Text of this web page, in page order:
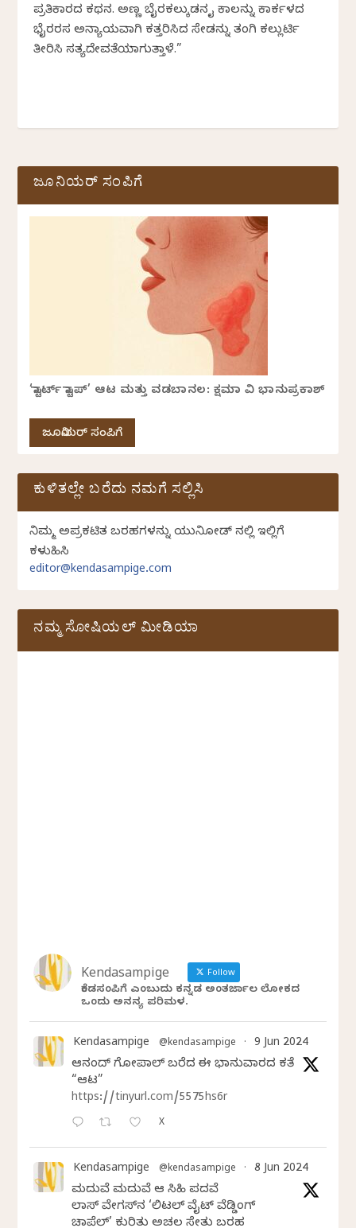
ಪ್ರತಿಕಾರದ ಕಥನ. ಅಣ್ಣ ಬೈರಕಲ್ಕುಡನ ಕೈ ಕಾಲನ್ನು ಕಾರ್ಕಳದ
ಭೈರರಸ ಅನ್ಯಾಯವಾಗಿ ಕತ್ತರಿಸಿದ ಸೇಡನ್ನು ತಂಗಿ ಕಲ್ಲುರ್ಟಿ
ತೀರಿಸಿ ಸತ್ಯದೇವತೆಯಾಗುತ್ತಾಳೆ.”
ಜೂನಿಯರ್ ಸಂಪಿಗೆ
‘ಸ್ಟಾರ್ಟ್ ಸ್ಟಾಪ್’ ಆಟ ಮತ್ತು ವಡಬಾನಲ: ಕ್ಷಮಾ ವಿ ಭಾನುಪ್ರಕಾಶ್
ಜೂನಿಯರ್ ಸಂಪಿಗೆ
ಕುಳಿತಲ್ಲೇ ಬರೆದು ನಮಗೆ ಸಲ್ಲಿಸಿ
ನಿಮ್ಮ ಅಪ್ರಕಟಿತ ಬರಹಗಳನ್ನು ಯುನಿಕೋಡ್ ನಲ್ಲಿ ಇಲ್ಲಿಗೆ
ಕಳುಹಿಸಿ
editor@kendasampige.com
ನಮ್ಮ ಸೋಷಿಯಲ್‌ ಮೀಡಿಯಾ
Kendasampige Follow
ಕೆಂಡಸಂಪಿಗೆ ಎಂಬುದು ಕನ್ನಡ ಅಂತರ್ಜಾಲ ಲೋಕದ
ಒಂದು ಅನನ್ಯ ಪರಿಮಳ.
Kendasampige @kendasampige · 9 Jun 2024
ಆನಂದ್‌ ಗೋಪಾಲ್‌ ಬರೆದ ಈ ಭಾನುವಾರದ ಕತೆ
“ಆಟ”
https://tinyurl.com/5575hs6r
X
Kendasampige @kendasampige · 8 Jun 2024
ಮದುವೆ ಮದುವೆ ಆ ಸಿಹಿ ಪದವೆ
ಲಾಸ್‌ ವೇಗಸ್‌ನ ‘ಲಿಟಲ್ ವೈಟ್ ವೆಡ್ಡಿಂಗ್
ಚಾಪೆಲ್’ ಕುರಿತು ಅಚಲ ಸೇತು ಬರಹ